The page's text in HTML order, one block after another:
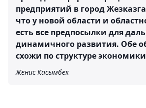
предприятий в город
что у новой области и
есть все предпосылки для
динамичного развития. Обе
схожи по структуре
Женис Касымбек